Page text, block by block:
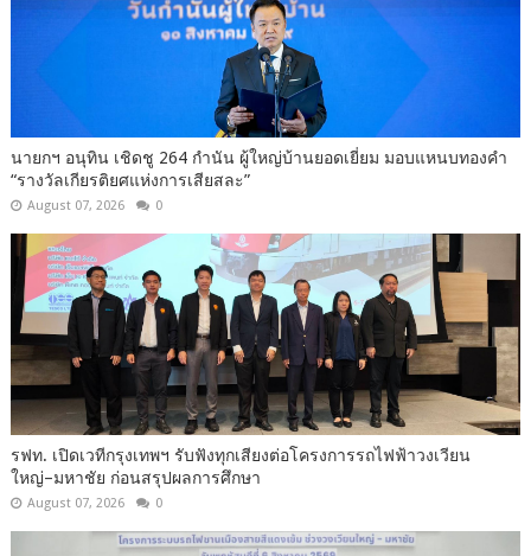
นายกฯ อนุทิน เชิดชู 264 กำนัน ผู้ใหญ่บ้านยอดเยี่ยม มอบแหนบทองคำ
“รางวัลเกียรติยศแห่งการเสียสละ”
August 07, 2026 0
รฟท. เปิดเวทีกรุงเทพฯ รับฟังทุกเสียงต่อโครงการรถไฟฟ้าวงเวียน
ใหญ่–มหาชัย ก่อนสรุปผลการศึกษา
August 07, 2026 0